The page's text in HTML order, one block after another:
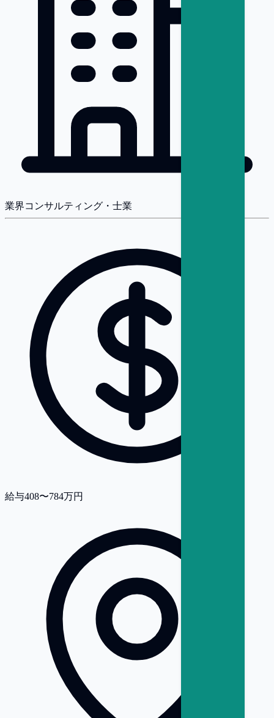
業界コンサルティング・士業
給与408〜784万円